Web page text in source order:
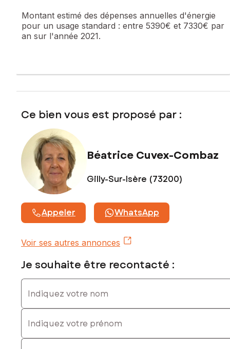
www.georisques.gouv.fr
Prix de vente : 399 000 €
COMBAZ, Tél. : 06 63 21 78 04, E-mail : beatrice.cuvex-
Montant estimé des dépenses annuelles d'énergie
pour un usage standard : entre 5390€ et 7330€ par
an sur l'année 2021.
Ce bien vous est proposé par :
Béatrice Cuvex-Combaz
Gilly-Sur-Isère (73200)
Appeler WhatsApp
Voir ses autres annonces
Je souhaite être recontacté :
Indiquez votre nom
Indiquez votre prénom
E-mail